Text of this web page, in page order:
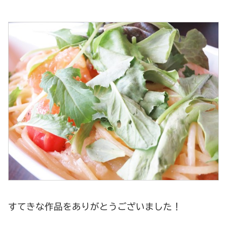
すてきな作品をありがとうございました！